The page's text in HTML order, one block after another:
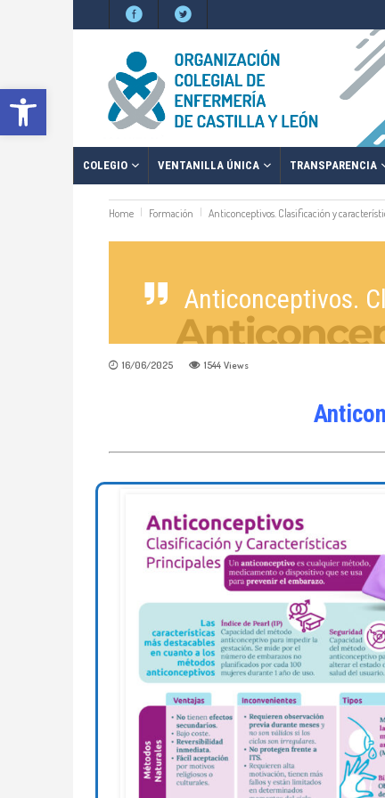
Abrir barra de herramientas
COLEGIO VENTANILLA ÚNICA TRANSPARENCIA
Home Formación Anticonceptivos. Clasificación y
Anticonceptivos.
16/06/2025 1544 Views